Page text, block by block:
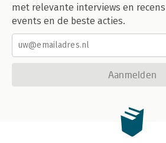
met relevante interviews en
events en de beste acties.
Aanmelden